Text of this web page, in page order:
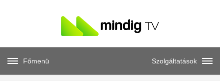
Főmenü Szolgáltatások